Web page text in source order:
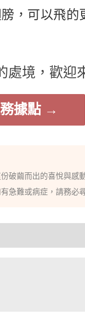
，可以飛的
境，歡迎
據點 →
破繭而出的喜悅與感
急難或病症，請務必